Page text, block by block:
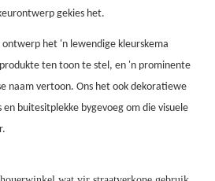
gekies het.
het 'n lewendige kleurskema
ten toon te stel, en 'n prominente
naam vertoon. Ons het ook dekoratiewe
buitesitplekke bygevoeg om die visuele